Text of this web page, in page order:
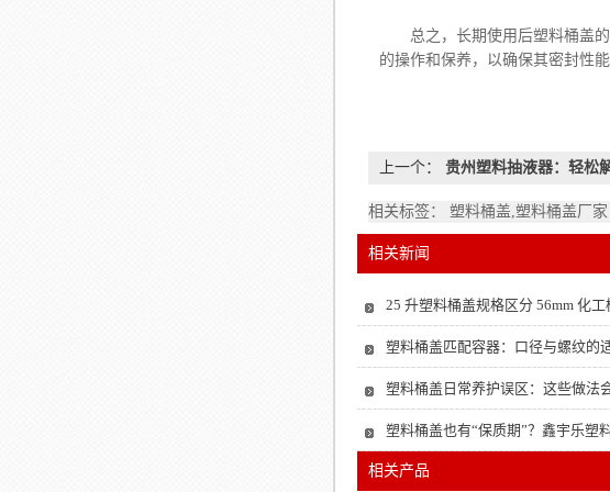
总之，长期使用后塑料桶盖的
的操作和保养，以确保其密封性能
上一个： 贵州塑料抽液器：轻松
相关标签： 塑料桶盖,塑料桶盖厂家
相关新闻
25 升塑料桶盖规格区分 56mm 化
塑料桶盖匹配容器：口径与螺纹的
塑料桶盖日常养护误区：这些做法
塑料桶盖也有“保质期”？鑫宇乐塑
相关产品